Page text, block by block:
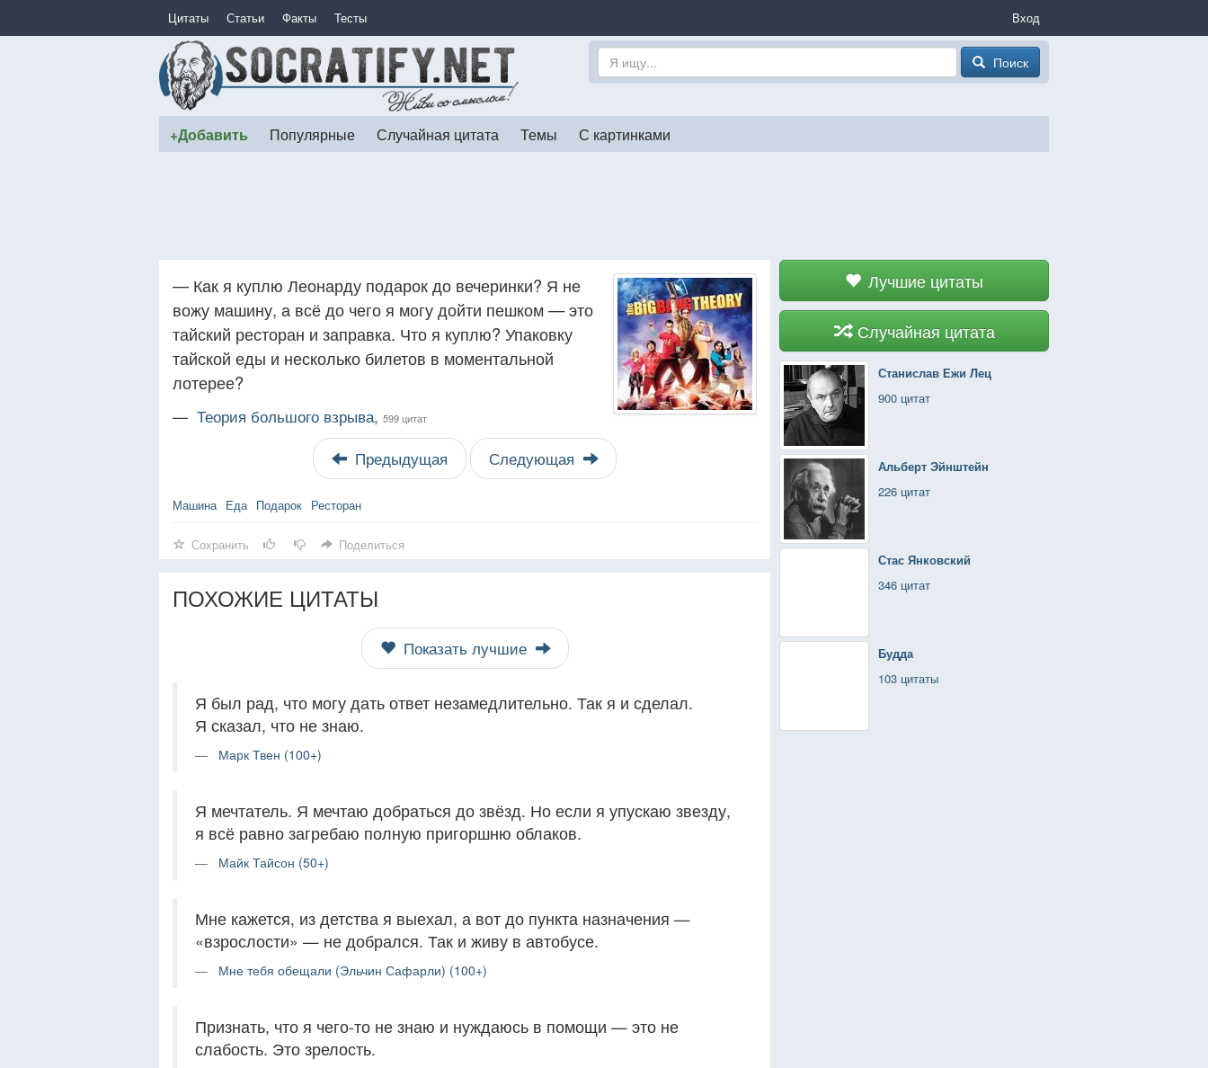
Цитаты Статьи Факты Тесты Вход
Поиск
+Добавить Популярные Случайная цитата Темы С картинками
Лучшие цитаты
Случайная цитата
Станислав Ежи Лец
900 цитат
Альберт Эйнштейн
226 цитат
Стас Янковский
346 цитат
Будда
103 цитаты
— Как я куплю Леонарду подарок до вечеринки? Я не
вожу машину, а всё до чего я могу дойти пешком — это
тайский ресторан и заправка. Что я куплю? Упаковку
тайской еды и несколько билетов в моментальной
лотерее?
— Теория большого взрыва, 599 цитат
Предыдущая Следующая
Машина Еда Подарок Ресторан
Сохранить Поделиться
ПОХОЖИЕ ЦИТАТЫ
Показать лучшие
Я был рад, что могу дать ответ незамедлительно. Так я и сделал.
Я сказал, что не знаю.
Марк Твен (100+)
Я мечтатель. Я мечтаю добраться до звёзд. Но если я упускаю звезду,
я всё равно загребаю полную пригоршню облаков.
Майк Тайсон (50+)
Мне кажется, из детства я выехал, а вот до пункта назначения —
«взрослости» — не добрался. Так и живу в автобусе.
Мне тебя обещали (Эльчин Сафарли) (100+)
Признать, что я чего-то не знаю и нуждаюсь в помощи — это не
слабость. Это зрелость.